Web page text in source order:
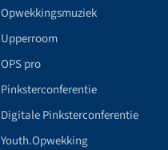
Opwekkingsmuziek
Upperroom
OPS pro
Pinksterconferentie
Digitale Pinksterconferentie
Youth.Opwekking